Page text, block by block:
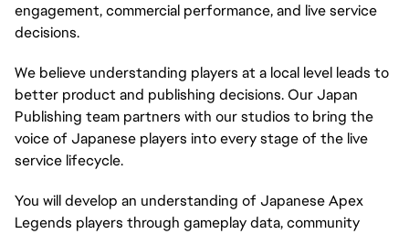
engagement, commercial performance, and live service
decisions.
We believe understanding players at a local level leads to
better product and publishing decisions. Our Japan
Publishing team partners with our studios to bring the
voice of Japanese players into every stage of the live
service lifecycle.
You will develop an understanding of Japanese Apex
Legends players through gameplay data, community